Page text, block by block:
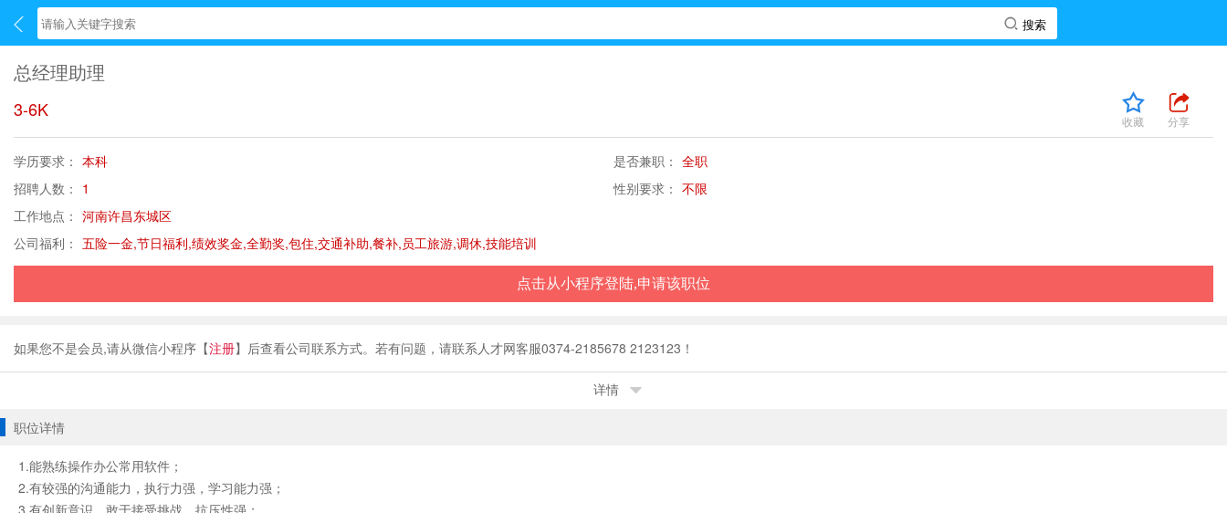
总经理助理
3-6K
收藏 分享
学历要求： 本科 是否兼职： 全职
招聘人数： 1 性别要求： 不限
工作地点： 河南许昌东城区
公司福利： 五险一金,节日福利,绩效奖金,全勤奖,包住,交通补助,餐补,员工旅游,调休,技能培训
点击从小程序登陆,申请该职位
如果您不是会员,请从微信小程序【注册 】后查看公司联系方式。若有问题，请联系人才网客服0374-2185678 2123123！
详情
职位详情
1.能熟练操作办公常用软件；
2.有较强的沟通能力，执行力强，学习能力强；
3.有创新意识，敢于接受挑战，抗压性强；